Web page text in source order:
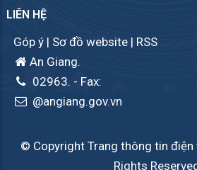
LIÊN HỆ
Góp ý | Sơ đồ website | RSS
An Giang.
02963. - Fax:
@angiang.gov.vn
© Copyright Trang thông tin điện
Rights